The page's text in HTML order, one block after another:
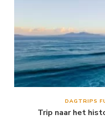
DAGTRIPS
Trip naar het